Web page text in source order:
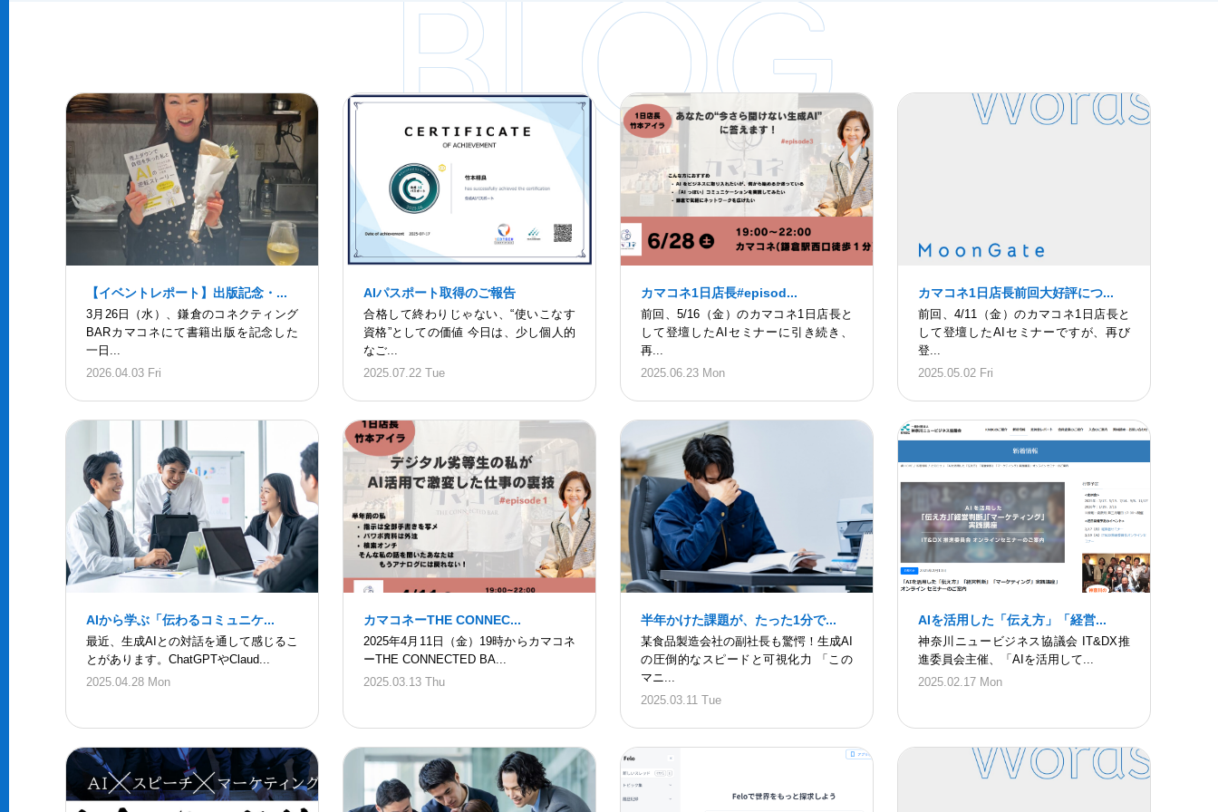
BLOG
【イベントレポート】出版記念・...
3月26日（水）、鎌倉のコネクティング
BARカマコネにて書籍出版を記念した
一日...
2026.04.03 Fri
AIパスポート取得のご報告
合格して終わりじゃない、“使いこなす
資格”としての価値 今日は、少し個人的
なご...
2025.07.22 Tue
カマコネ1日店長#episod...
前回、5/16（金）のカマコネ1日店長と
して登壇したAIセミナーに引き続き、
再...
2025.06.23 Mon
カマコネ1日店長前回大好評につ...
前回、4/11（金）のカマコネ1日店長と
して登壇したAIセミナーですが、再び
登...
2025.05.02 Fri
AIから学ぶ「伝わるコミュニケ...
最近、生成AIとの対話を通して感じるこ
とがあります。ChatGPTやClaud...
2025.04.28 Mon
カマコネーTHE CONNEC...
2025年4月11日（金）19時からカマコネ
ーTHE CONNECTED BA...
2025.03.13 Thu
半年かけた課題が、たった1分で...
某食品製造会社の副社長も驚愕！生成AI
の圧倒的なスピードと可視化力 「この
マニ...
2025.03.11 Tue
AIを活用した「伝え方」「経営...
神奈川ニュービジネス協議会 IT&DX推
進委員会主催、「AIを活用して...
2025.02.17 Mon